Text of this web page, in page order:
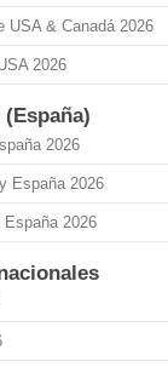
USA & Canadá 2026
2026
2026
España 2026
España 2026